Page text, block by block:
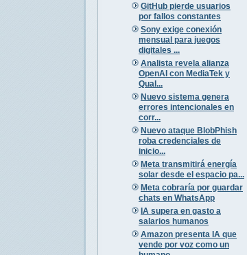
GitHub pierde usuarios
por fallos constantes
Sony exige conexión
mensual para juegos
digitales ...
Analista revela alianza
OpenAI con MediaTek y
Qual...
Nuevo sistema genera
errores intencionales en
corr...
Nuevo ataque BlobPhish
roba credenciales de
inicio...
Meta transmitirá energía
solar desde el espacio pa...
Meta cobraría por guardar
chats en WhatsApp
IA supera en gasto a
salarios humanos
Amazon presenta IA que
vende por voz como un